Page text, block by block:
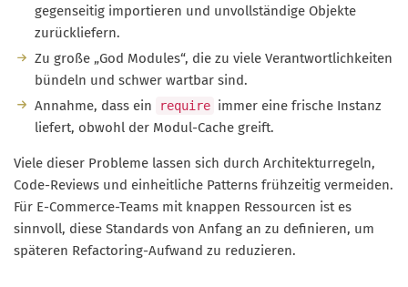
gegenseitig importieren und unvollständige Objekte
zurückliefern.
Zu große „God Modules“, die zu viele Verantwortlichkeiten
bündeln und schwer wartbar sind.
Annahme, dass ein
require immer eine frische Instanz
liefert, obwohl der Modul-Cache greift.
Viele dieser Probleme lassen sich durch Architekturregeln,
Code-Reviews und einheitliche Patterns frühzeitig vermeiden.
Für E-Commerce-Teams mit knappen Ressourcen ist es
sinnvoll, diese Standards von Anfang an zu definieren, um
späteren Refactoring-Aufwand zu reduzieren.